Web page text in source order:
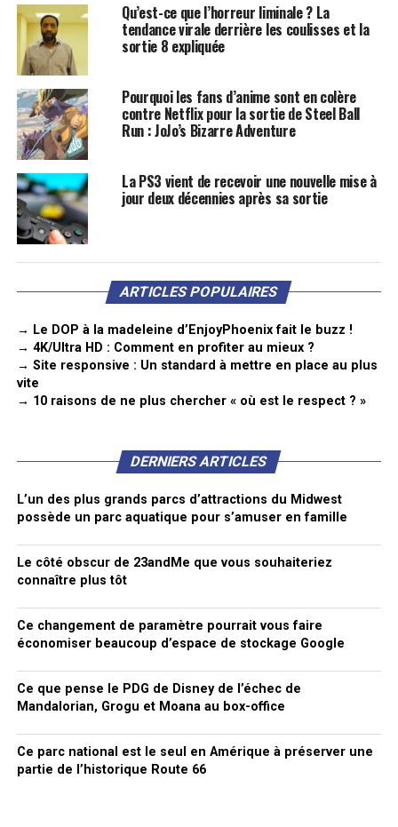
Qu’est-ce que l’horreur liminale ? La
tendance virale derrière les coulisses et la
sortie 8 expliquée
Pourquoi les fans d’anime sont en colère
contre Netflix pour la sortie de Steel Ball
Run : JoJo’s Bizarre Adventure
La PS3 vient de recevoir une nouvelle mise à
jour deux décennies après sa sortie
ARTICLES POPULAIRES
→ Le DOP à la madeleine d’EnjoyPhoenix fait le buzz !
→ 4K/Ultra HD : Comment en profiter au mieux ?
→ Site responsive : Un standard à mettre en place au plus
vite
→ 10 raisons de ne plus chercher « où est le respect ? »
DERNIERS ARTICLES
L’un des plus grands parcs d’attractions du Midwest
possède un parc aquatique pour s’amuser en famille
Le côté obscur de 23andMe que vous souhaiteriez
connaître plus tôt
Ce changement de paramètre pourrait vous faire
économiser beaucoup d’espace de stockage Google
Ce que pense le PDG de Disney de l’échec de
Mandalorian, Grogu et Moana au box-office
Ce parc national est le seul en Amérique à préserver une
partie de l’historique Route 66